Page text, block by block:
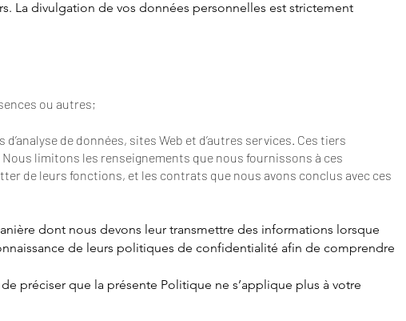
La divulgation de vos données personnelles est strictement
ou autres;
de données, sites Web et d’autres services. Ces tiers
limitons les renseignements que nous fournissons à ces
de leurs fonctions, et les contrats que nous avons conclus avec ces
dont nous devons leur transmettre des informations lorsque
de leurs politiques de confidentialité afin de comprendre
préciser que la présente Politique ne s’applique plus à votre